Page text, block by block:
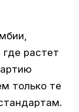
растет
только те